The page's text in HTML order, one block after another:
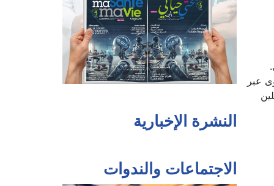
عبر
النشرة الإخبارية